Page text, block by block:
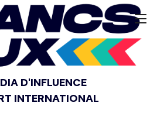
D'INFLUENCE
INTERNATIONAL